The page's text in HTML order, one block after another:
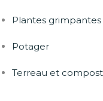
Plantes grimpantes
Potager
Terreau et compost